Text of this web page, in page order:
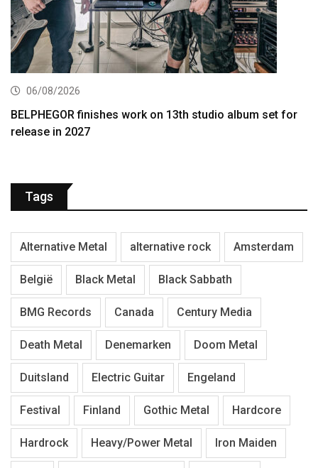
06/08/2026
BELPHEGOR finishes work on 13th studio album set for
release in 2027
Tags
Alternative Metal alternative rock Amsterdam
België Black Metal Black Sabbath
BMG Records Canada Century Media
Death Metal Denemarken Doom Metal
Duitsland Electric Guitar Engeland
Festival Finland Gothic Metal Hardcore
Hardrock Heavy/Power Metal Iron Maiden